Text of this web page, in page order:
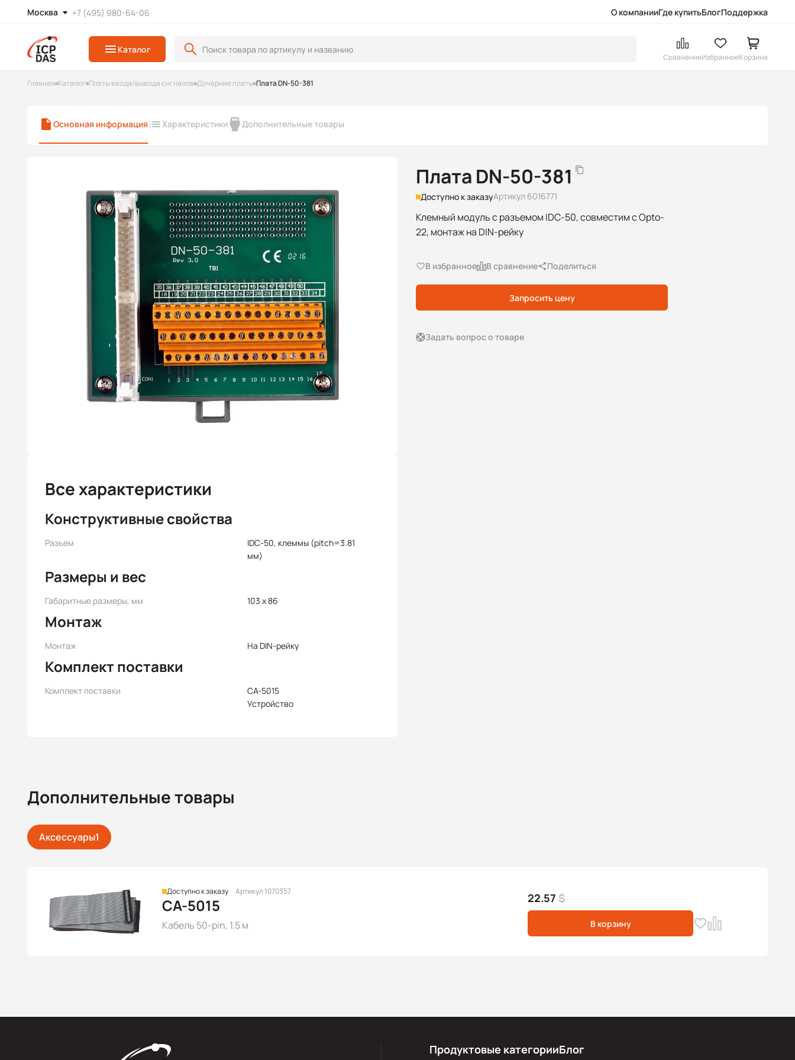
Москва +7 (495) 980-64-06 О компанииГде купитьБлогПоддержка
Каталог
СравнениеИзбранноеКорзина
Главная Каталог Платы ввода/вывода сигналов Дочерние платы Плата DN-50-381
Основная информация Характеристики Дополнительные товары
Плата DN-50-381
Доступно к заказуАртикул 6016771
Клемный модуль с разъемом IDC-50, совместим с Opto-
22, монтаж на DIN-рейку
В избранное В сравнение Поделиться
Запросить цену
Задать вопрос о товаре
Все характеристики
Конструктивные свойства
Разъем
IDC-50, клеммы (pitch=3.81
мм)
Размеры и вес
Габаритные размеры, мм 103 x 86
Монтаж
Монтаж На DIN-рейку
Комплект поставки
Комплект поставки
CA-5015
Устройство
Дополнительные товары
Аксессуары1
Доступно к заказу Артикул 1070357
CA-5015
Кабель 50-pin, 1.5 м
22.57 $
В корзину
Продуктовые категорииБлог